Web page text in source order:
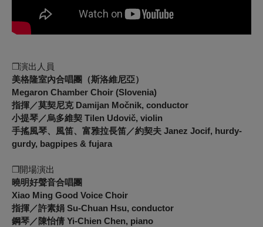
❒演出人員
美格隆室內合唱團（斯洛維尼亞）
Megaron Chamber Choir (Slovenia)
指揮／莫契尼克Damijan Močnik, conductor
小提琴／烏多維契 Tilen Udovič, violin
手搖風琴、風笛、富雅拉長笛／約契夫 Janez Jocif, hurdy-
gurdy, bagpipes & fujara
❒開場演出
曉明好聲音合唱團
Xiao Ming Good Voice Choir
指揮／許素娟 Su-Chuan Hsu, conductor
鋼琴／陳怡倩 Yi-Chien Chen, piano